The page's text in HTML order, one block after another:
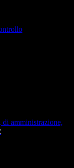
amministrazione,